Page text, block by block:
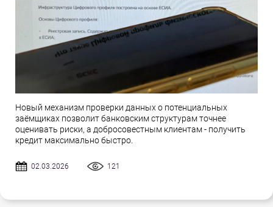
Новый механизм проверки данных о потенциальных
заёмщиках позволит банковским структурам точнее
оценивать риски, а добросовестным клиентам - получить
кредит максимально быстро.
02.03.2026 121